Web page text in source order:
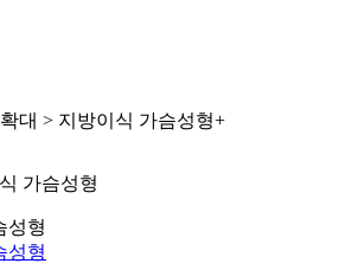
대 > 지방이식 가슴성형+
형